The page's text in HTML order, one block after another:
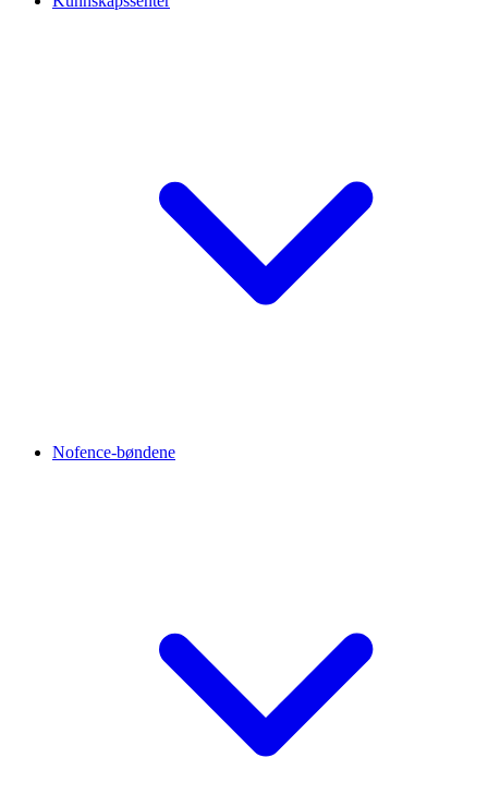
Nofence-bøndene